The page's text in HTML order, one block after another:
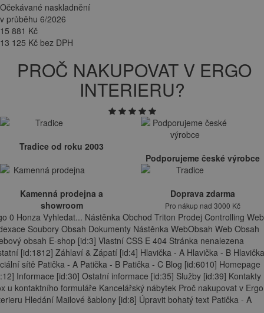
Očekávané naskladnění
v průběhu 6/2026
15 881 Kč
13 125 Kč bez DPH
PROČ NAKUPOVAT V ERGO
INTERIERU?
Tradice od roku 2003
Podporujeme české výrobce
Kamenná prodejna a
showroom
Doprava zdarma
Pro nákup nad 3000 Kč
0 Honza Vyhledat... Nástěnka Obchod Triton Prodej Controlling Web
Soubory Obsah Dokumenty Nástěnka WebObsah Web Obsah
obsah E-shop [id:3] Vlastní CSS E 404 Stránka nenalezena
[id:1812] Záhlaví & Zápatí [id:4] Hlavička - A Hlavička - B
sítě Patička - A Patička - B Patička - C Blog [id:6010] Homepage
Informace [id:30] Ostatní informace [id:35] Služby [id:39] Kontakty
u kontaktního formuláře Kancelářský nábytek Proč nakupovat v Ergo
Hledání Mailové šablony [id:8] Úpravit bohatý text Patička - A